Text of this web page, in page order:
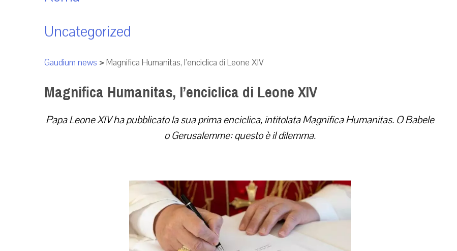
Uncategorized
Gaudium news >Magnifica Humanitas, l’enciclica di Leone XIV
Magnifica Humanitas, l’enciclica di Leone XIV
Papa Leone XIV ha pubblicato la sua prima enciclica, intitolata Magnifica Humanitas. O Babele
o Gerusalemme: questo è il dilemma.